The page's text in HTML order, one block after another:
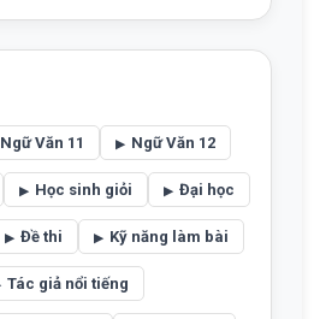
Ngữ Văn 11 Ngữ Văn 12
Học sinh giỏi Đại học
Đề thi Kỹ năng làm bài
Tác giả nổi tiếng